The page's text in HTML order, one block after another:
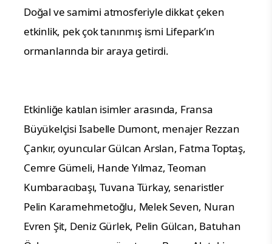
Doğal ve samimi atmosferiyle dikkat çeken
etkinlik, pek çok tanınmış ismi Lifepark’ın
ormanlarında bir araya getirdi.
Etkinliğe katılan isimler arasında, Fransa
Büyükelçisi Isabelle Dumont, menajer Rezzan
Çankır, oyuncular Gülcan Arslan, Fatma Toptaş,
Cemre Gümeli, Hande Yılmaz, Teoman
Kumbaracıbaşı, Tuvana Türkay, senaristler
Pelin Karamehmetoğlu, Melek Seven, Nuran
Evren Şit, Deniz Gürlek, Pelin Gülcan, Batuhan